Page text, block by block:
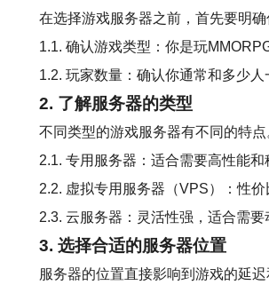
在选择游戏服务器之前，首先要明
1.1. 确认游戏类型：你是玩
1.2. 玩家数量：确认你通常和多少
2. 了解服务器的类型
不同类型的游戏服务器有不同的特
2.1. 专用服务器：适合需要高性能
2.2. 虚拟专用服务器（VPS）：性
2.3. 云服务器：灵活性强，适合需
3. 选择合适的服务器位置
服务器的位置直接影响到游戏的延